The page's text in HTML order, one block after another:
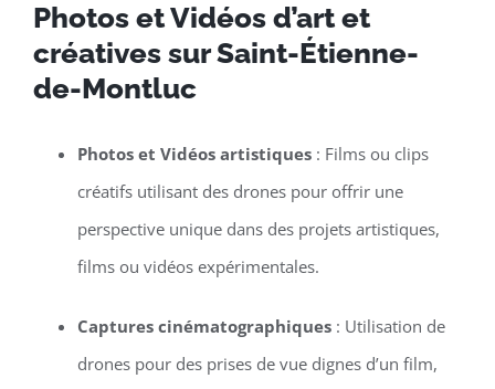
Photos et Vidéos d’art et
créatives sur Saint-Étienne-
de-Montluc
Photos et Vidéos artistiques: Films ou clips
créatifs utilisant des drones pour offrir une
perspective unique dans des projets artistiques,
films ou vidéos expérimentales.
Captures cinématographiques: Utilisation de
drones pour des prises de vue dignes d’un film,